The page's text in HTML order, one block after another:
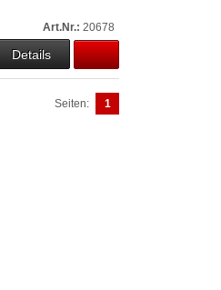
Art.Nr.: 20678
Details
Seiten: 1